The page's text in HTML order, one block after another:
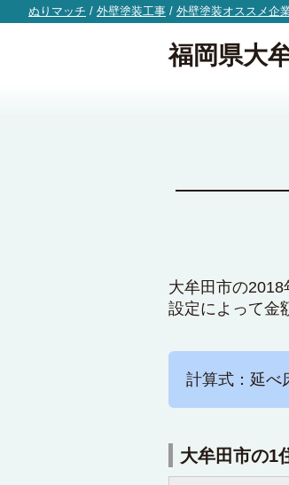
ぬりマッチ / 外壁塗装工事 / 外壁塗装オススメ企
福岡県大
大牟田市の2018
設定によって金
計算式：延べ
大牟田市の1